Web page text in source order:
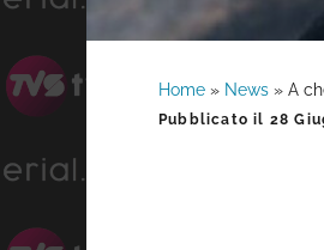
Home » News » A
Pubblicato il 28
Barra